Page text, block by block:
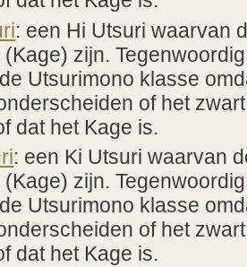
: een Hi Utsuri waarvan
zijn.
Utsurimono klasse
of het
dat het Kage is.
: een Ki Utsuri waarvan
zijn.
Utsurimono klasse
of het
dat het Kage is.